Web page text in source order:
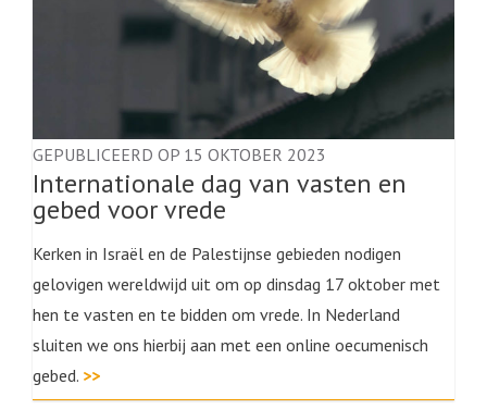
GEPUBLICEERD OP 15 OKTOBER 2023
Internationale dag van vasten en
gebed voor vrede
Kerken in Israël en de Palestijnse gebieden nodigen
gelovigen wereldwijd uit om op dinsdag 17 oktober met
hen te vasten en te bidden om vrede. In Nederland
sluiten we ons hierbij aan met een online oecumenisch
gebed. >>